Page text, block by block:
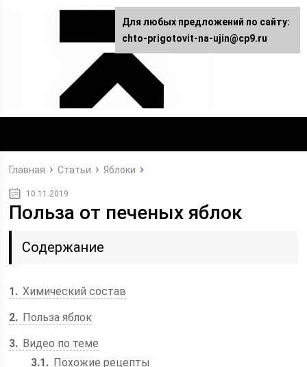
Главная Статьи Яблоки
10.11.2019
Польза от печеных яблок
Содержание
1
Химический состав
2
Польза яблок
3
Видео по теме
3.1
Похожие рецепты
Для любых предложений по сайту:
chto-prigotovit-na-ujin@cp9.ru